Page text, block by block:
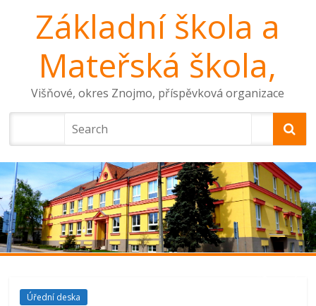
Základní škola a
Mateřská škola,
Višňové, okres Znojmo, příspěvková organizace
Úřední deska